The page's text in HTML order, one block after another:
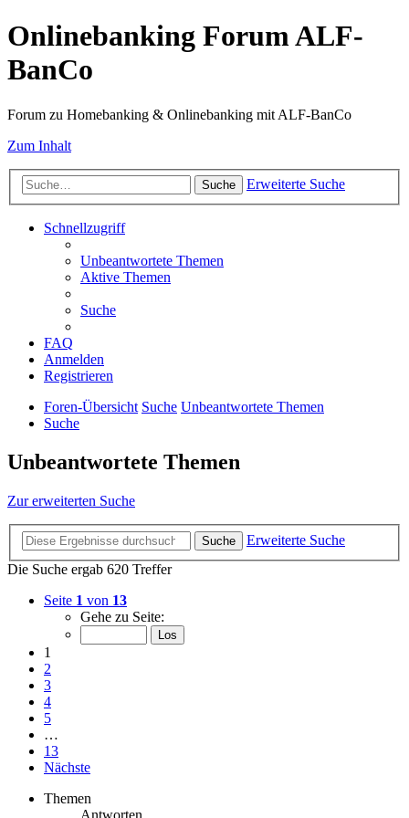
Onlinebanking Forum ALF-
BanCo
Forum zu Homebanking & Onlinebanking mit ALF-BanCo
Zum Inhalt
Suche Erweiterte Suche
Schnellzugriff
Unbeantwortete Themen
Aktive Themen
Suche
FAQ
Anmelden
Registrieren
Foren-Übersicht Suche Unbeantwortete Themen
Suche
Unbeantwortete Themen
Zur erweiterten Suche
Suche
Erweiterte Suche
Die Suche ergab 620 Treffer
Seite 1 von 13
Gehe zu Seite:
1
2
3
4
5
…
13
Nächste
Themen
Antworten